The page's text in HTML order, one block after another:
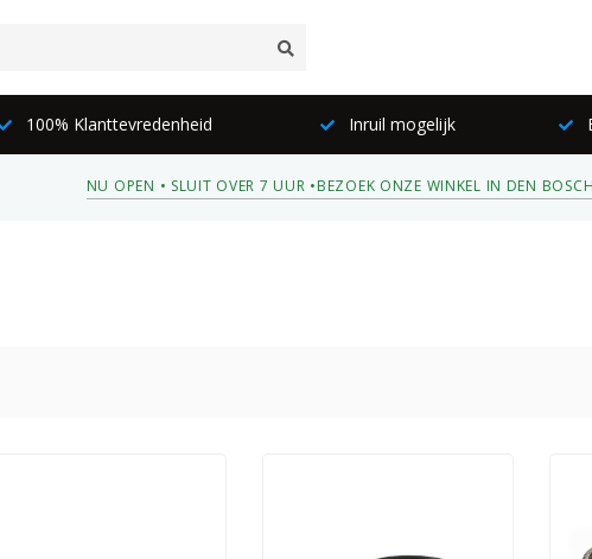
100% Klanttevredenheid Inruil mogelijk
NU OPEN • SLUIT OVER 7 UUR •BEZOEK ONZE WINKEL IN DEN BOSCH